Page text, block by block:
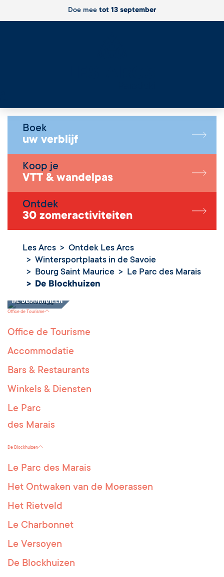
Doe mee tot 13 september
Boek
uw verblijf
Koop je
VTT & wandelpas
Ontdek
30 zomeractiviteiten
Les Arcs
Ontdek Les Arcs
Wintersportplaats in de Savoie
Bourg Saint Maurice
Le Parc des Marais
De Blockhuizen
De Blockhuizen
Office de Tourisme
Office de Tourisme
Accommodatie
Bars & Restaurants
Winkels & Diensten
Le Parc
des Marais
De Blockhuizen
Le Parc des Marais
Het Ontwaken van de Moerassen
Het Rietveld
Le Charbonnet
Le Versoyen
De Blockhuizen